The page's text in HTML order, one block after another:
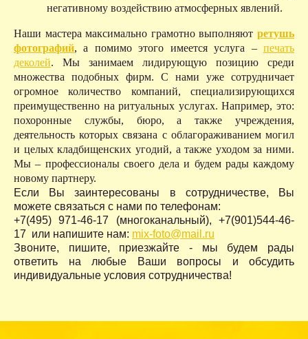
негативному воздействию атмосферных явлений.
Наши мастера максимально грамотно выполняют ретушь
фотографий, а помимо этого имеется услуга – печать
деколей. Мы занимаем лидирующую позицию среди
множества подобных фирм. С нами уже сотрудничает
огромное количество компаний, специализирующихся
преимущественно на ритуальных услугах. Например, это:
похоронные службы, бюро, а также учреждения,
деятельность которых связана с облагораживанием могил
и целых кладбищенских угодий, а также уходом за ними.
Мы – профессионалы своего дела и будем рады каждому
новому партнеру.
Если Вы заинтересованы в сотрудничестве, Вы
можете связаться с нами по телефонам:
+7(495) 971-46-17 (многоканальный), +7(901)544-46-
17 или напишите нам: mix-foto@mail.ru
Звоните, пишите, приезжайте - мы будем рады
ответить на любые Ваши вопросы и обсудить
индивидуальные условия сотрудничества!